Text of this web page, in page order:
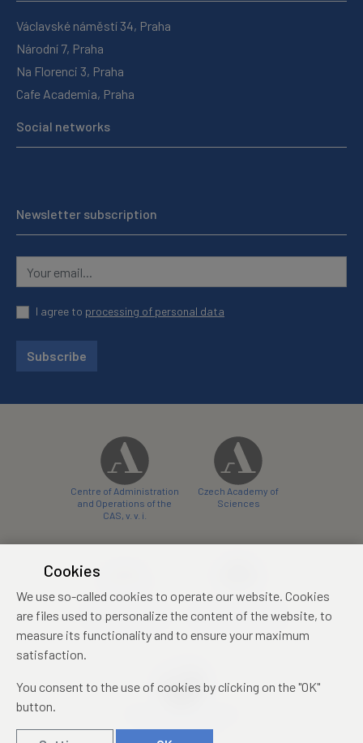
Václavské náměstí 34, Praha
Národní 7, Praha
Na Florenci 3, Praha
Cafe Academia, Praha
Social networks
Newsletter subscription
I agree to processing of personal data
Subscribe
Centre of Administration
and Operations of the
CAS, v. v. i.
Czech Academy of
Sciences
conference centre
konferenční centrum
Cookies
We use so-called cookies to operate our website. Cookies
are files used to personalize the content of the website, to
measure its functionality and to ensure your maximum
satisfaction.
You consent to the use of cookies by clicking on the "OK"
button.